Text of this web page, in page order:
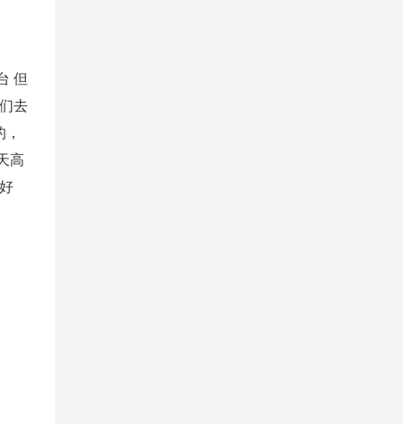
但
去
高